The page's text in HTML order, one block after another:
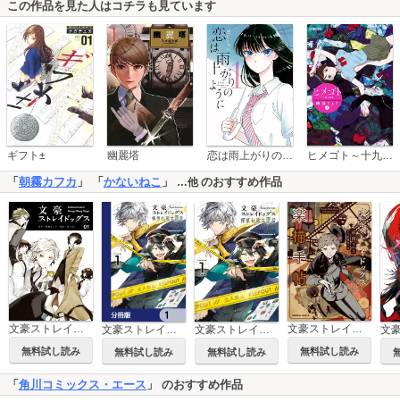
この作品を見た人はコチラも見ています
ギフト± 幽麗塔 恋は雨上がりのように ヒメゴト～十九歳の制服～
「 朝霧カフカ 」 「 かないねこ 」 …他のおすすめ作品
文豪ストレイドッグス
無料試し読み
文豪ストレイドッグス 探偵社設立秘話【分冊版】
無料試し読み
文豪ストレイドッグス 探偵社設立秘話
無料試し読み
文豪ストレイドッグス 楽描手帖
無料試し読み
「 角川コミックス・エース 」 のおすすめ作品